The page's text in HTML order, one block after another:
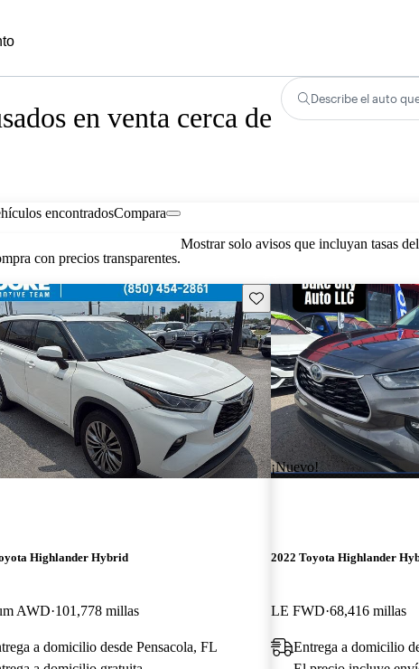
en venta cerca de
Describe el auto
encontradosCompara
con precios transparentes.
Mostrar solo avisos que incluyan tasas
Guarda este Aviso
Highlander Hybrid
AWD 101,778 millas
a domicilio desde Pensacola, FL
¡Nuevo!
2022 Toyota Highlander
LE FWD 68,416 millas
Entrega a domicilio